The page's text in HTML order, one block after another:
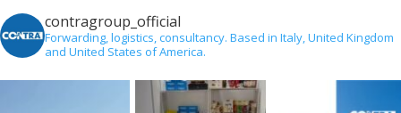
contragroup_official
Forwarding, logistics, consultancy. Based in Italy, United Kingdom
and United States of America.